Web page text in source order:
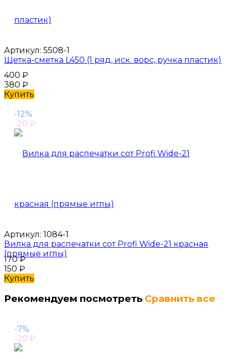
Артикул: 5508-1
Щетка-сметка L450 (1 ряд, иск. ворс, ручка пластик)
400 ₽
380 ₽
Купить
-12%
-20 ₽
Артикул: 1084-1
Вилка для распечатки сот Profi Wide-21 красная
(прямые иглы)
170₽
150 ₽
Купить
Рекомендуем посмотреть Сравнить все
-7%
-20 ₽